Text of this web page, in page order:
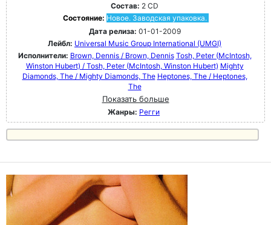
Состав: 2 CD
Состояние: Новое. Заводская упаковка.
Дата релиза: 01-01-2009
Лейбл: Universal Music Group International (UMGI)
Исполнители: Brown, Dennis / Brown, Dennis Tosh, Peter (McIntosh,
Winston Hubert) / Tosh, Peter (McIntosh, Winston Hubert) Mighty
Diamonds, The / Mighty Diamonds, The Heptones, The / Heptones,
The
Показать больше
Жанры: Регги